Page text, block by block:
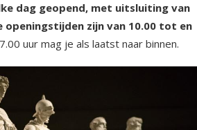
dag geopend, met uitsluiting van
openingstijden zijn van 10.00 tot en
uur mag je als laatst naar binnen.